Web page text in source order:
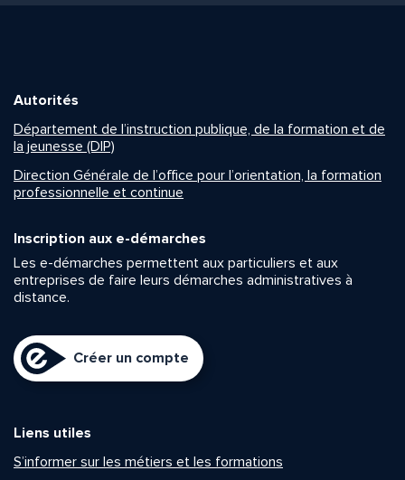
Autorités
Département de l’instruction publique, de la formation et de
la jeunesse (DIP)
Direction Générale de l’office pour l’orientation, la formation
professionnelle et continue
Inscription aux e-démarches
Les e-démarches permettent aux particuliers et aux
entreprises de faire leurs démarches administratives à
distance.
Créer un compte
Liens utiles
S’informer sur les métiers et les formations